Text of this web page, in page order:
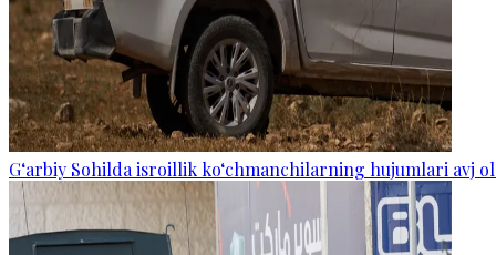
G‘arbiy Sohilda isroillik ko‘chmanchilarning hujumlari avj